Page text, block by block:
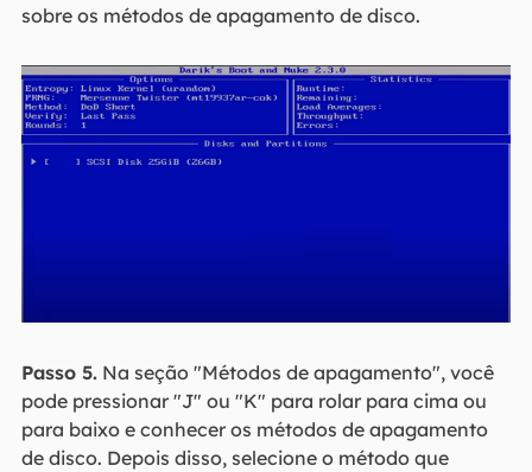
sobre os métodos de apagamento de disco.
Passo 5.Na seção "Métodos de apagamento", você
pode pressionar "J" ou "K" para rolar para cima ou
para baixo e conhecer os métodos de apagamento
de disco. Depois disso, selecione o método que